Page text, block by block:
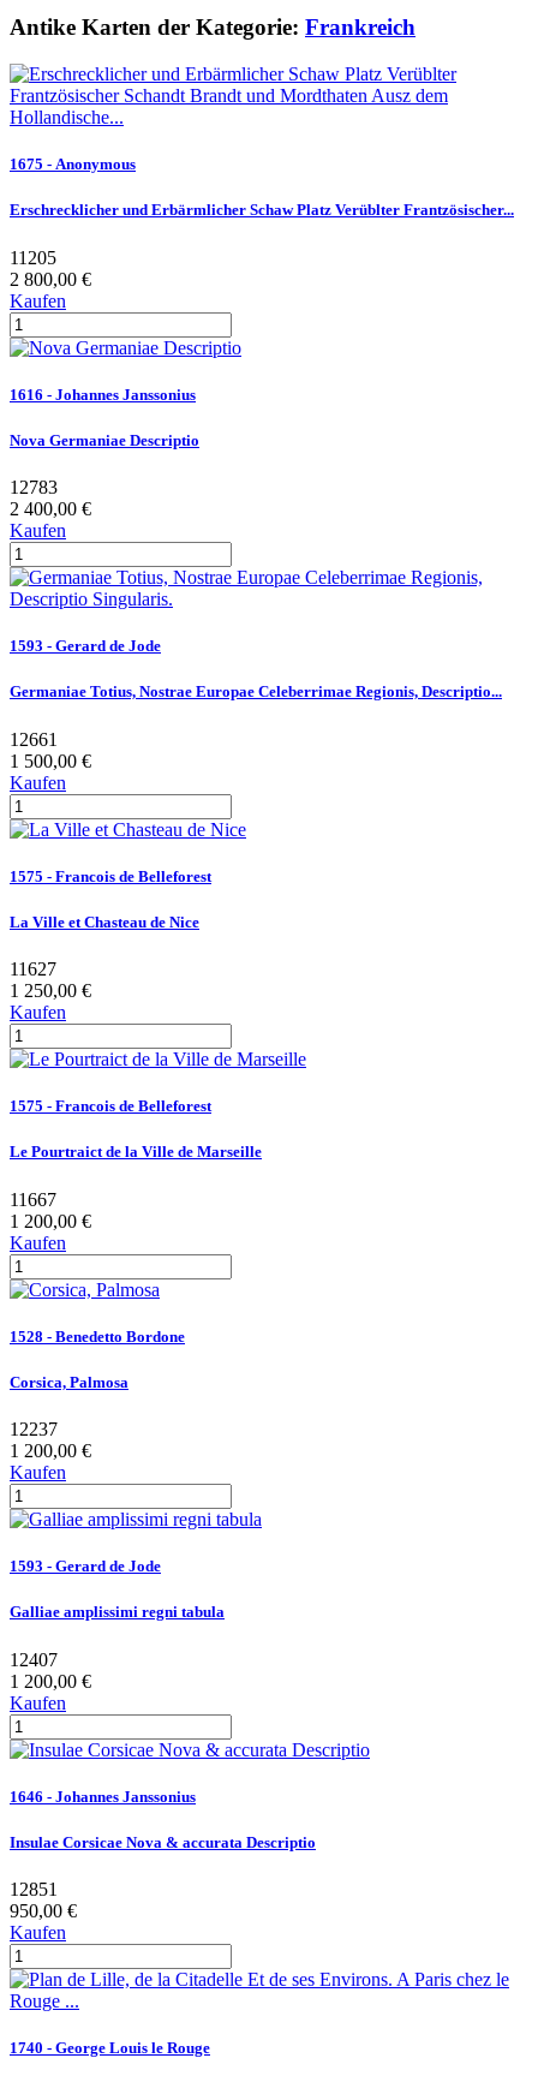
Antike Karten der Kategorie: Frankreich
1675 - Anonymous
Erschrecklicher und Erbärmlicher Schaw Platz Verüblter Frantzösischer...
11205
2 800,00 €
Kaufen
1616 - Johannes Janssonius
Nova Germaniae Descriptio
12783
2 400,00 €
Kaufen
1593 - Gerard de Jode
Germaniae Totius, Nostrae Europae Celeberrimae Regionis, Descriptio...
12661
1 500,00 €
Kaufen
1575 - Francois de Belleforest
La Ville et Chasteau de Nice
11627
1 250,00 €
Kaufen
1575 - Francois de Belleforest
Le Pourtraict de la Ville de Marseille
11667
1 200,00 €
Kaufen
1528 - Benedetto Bordone
Corsica, Palmosa
12237
1 200,00 €
Kaufen
1593 - Gerard de Jode
Galliae amplissimi regni tabula
12407
1 200,00 €
Kaufen
1646 - Johannes Janssonius
Insulae Corsicae Nova & accurata Descriptio
12851
950,00 €
Kaufen
1740 - George Louis le Rouge